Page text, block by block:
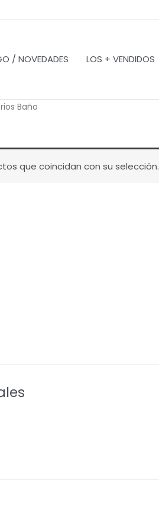
/ NOVEDADES LOS + VENDIDOS
Baño
que coincidan con su selección.